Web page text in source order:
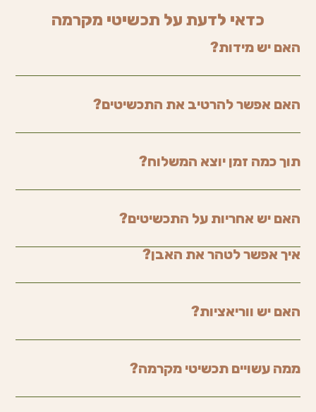
כדאי לדעת על תכשיטי מקרמה
האם יש מידות?
האם אפשר להרטיב את התכשיטים?
תוך כמה זמן יוצא המשלוח?
האם יש אחריות על התכשיטים?
איך אפשר לטהר את האבן?
האם יש ווריאציות?
ממה עשויים תכשיטי מקרמה?